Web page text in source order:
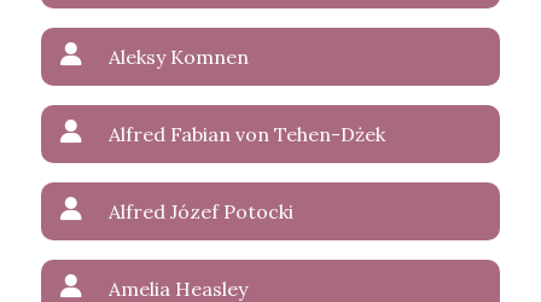
Aleksy Komnen
Alfred Fabian von Tehen-Dżek
Alfred Józef Potocki
Amelia Heasley